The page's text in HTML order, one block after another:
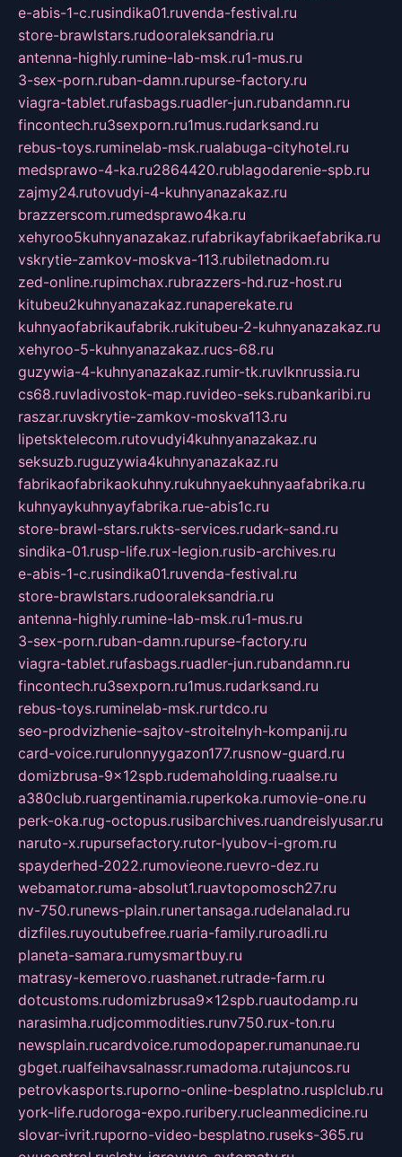
e-abis-1-c.rusindika01.ruvenda-festival.ru
store-brawlstars.rudooraleksandria.ru
antenna-highly.rumine-lab-msk.ru1-mus.ru
3-sex-porn.ruban-damn.rupurse-factory.ru
viagra-tablet.rufasbags.ruadler-jun.rubandamn.ru
fincontech.ru3sexporn.ru1mus.rudarksand.ru
rebus-toys.ruminelab-msk.rualabuga-cityhotel.ru
medsprawo-4-ka.ru2864420.rublagodarenie-spb.ru
zajmy24.rutovudyi-4-kuhnyanazakaz.ru
brazzerscom.rumedsprawo4ka.ru
xehyroo5kuhnyanazakaz.rufabrikayfabrikaefabrika.ru
vskrytie-zamkov-moskva-113.rubiletnadom.ru
zed-online.rupimchax.rubrazzers-hd.ruz-host.ru
kitubeu2kuhnyanazakaz.runaperekate.ru
kuhnyaofabrikaufabrik.rukitubeu-2-kuhnyanazakaz.ru
xehyroo-5-kuhnyanazakaz.rucs-68.ru
guzywia-4-kuhnyanazakaz.rumir-tk.ruvlknrussia.ru
cs68.ruvladivostok-map.ruvideo-seks.rubankaribi.ru
raszar.ruvskrytie-zamkov-moskva113.ru
lipetsktelecom.rutovudyi4kuhnyanazakaz.ru
seksuzb.ruguzywia4kuhnyanazakaz.ru
fabrikaofabrikaokuhny.rukuhnyaekuhnyaafabrika.ru
kuhnyaykuhnyayfabrika.rue-abis1c.ru
store-brawl-stars.rukts-services.rudark-sand.ru
sindika-01.rusp-life.rux-legion.rusib-archives.ru
e-abis-1-c.rusindika01.ruvenda-festival.ru
store-brawlstars.rudooraleksandria.ru
antenna-highly.rumine-lab-msk.ru1-mus.ru
3-sex-porn.ruban-damn.rupurse-factory.ru
viagra-tablet.rufasbags.ruadler-jun.rubandamn.ru
fincontech.ru3sexporn.ru1mus.rudarksand.ru
rebus-toys.ruminelab-msk.rurtdco.ru
seo-prodvizhenie-sajtov-stroitelnyh-kompanij.ru
card-voice.rurulonnyygazon177.rusnow-guard.ru
domizbrusa-9x12spb.rudemaholding.ruaalse.ru
a380club.ruargentinamia.ruperkoka.rumovie-one.ru
perk-oka.rug-octopus.rusibarchives.ruandreislyusar.ru
naruto-x.rupursefactory.rutor-lyubov-i-grom.ru
spayderhed-2022.rumovieone.ruevro-dez.ru
webamator.ruma-absolut1.ruavtopomosch27.ru
nv-750.runews-plain.runertansaga.rudelanalad.ru
dizfiles.ruyoutubefree.ruaria-family.ruroadli.ru
planeta-samara.rumysmartbuy.ru
matrasy-kemerovo.ruashanet.rutrade-farm.ru
dotcustoms.rudomizbrusa9x12spb.ruautodamp.ru
narasimha.rudjcommodities.runv750.rux-ton.ru
newsplain.rucardvoice.rumodopaper.rumanunae.ru
gbget.rualfeihavsalnassr.rumadoma.rutajuncos.ru
petrovkasports.ruporno-online-besplatno.rusplclub.ru
york-life.rudoroga-expo.ruribery.rucleanmedicine.ru
slovar-ivrit.ruporno-video-besplatno.ruseks-365.ru